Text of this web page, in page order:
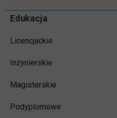
Pomiń
Informacje w
Edukacja
Licencjackie
Inżynierskie
Magisterskie
Podyplomowe